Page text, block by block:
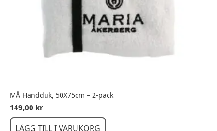
MÅ Handduk, 50X75cm – 2-pack
149,00 kr
LÄGG TILL I VARUKORG